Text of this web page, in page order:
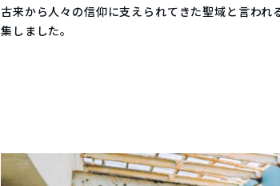
古来から人々の信仰に支えられてきた聖域と言わ
集しました。